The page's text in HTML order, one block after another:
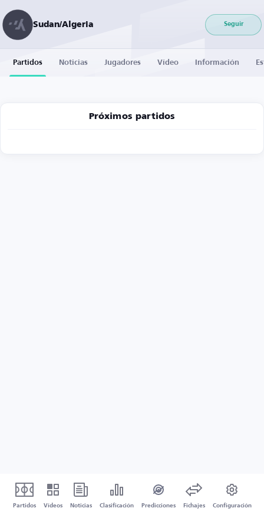
Sudan/Algeria Seguir
Partidos Noticias Jugadores Vídeo Información
Próximos partidos
Partidos Vídeos Noticias Clasificación Predicciones Fichajes Configuración